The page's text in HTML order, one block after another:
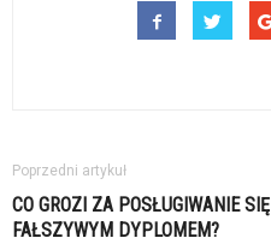
Poprzedni artykuł
CO GROZI ZA POSŁUGIWANIE SIĘ
FAŁSZYWYM DYPLOMEM?